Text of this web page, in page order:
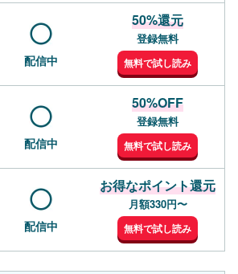
配信中
50%還元
登録無料
無料で試し読み
配信中
50%OFF
登録無料
無料で試し読み
配信中
お得なポイント還元
月額330円〜
無料で試し読み